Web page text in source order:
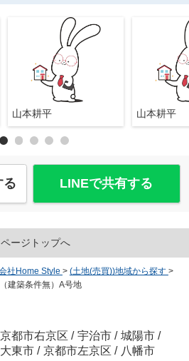
山本耕平 山本耕平
る LINEで共有する
ページトップへ
社Home Style > (土地(売買))地域から探す >
建築条件無）A号地
京都市右京区 / 宇治市 / 城陽市 /
大東市 / 京都市左京区 / 八幡市